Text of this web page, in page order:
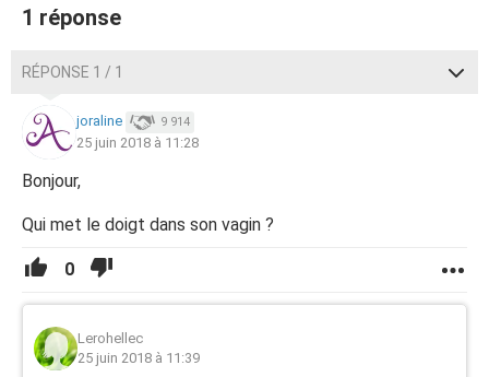
1 réponse
RÉPONSE 1 / 1
joraline 9 914
25 juin 2018 à 11:28
Bonjour,
Qui met le doigt dans son vagin ?
0
Lerohellec
25 juin 2018 à 11:39